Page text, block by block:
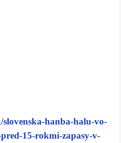
hanba-halu-vo-
15-rokmi-zapasy-v-